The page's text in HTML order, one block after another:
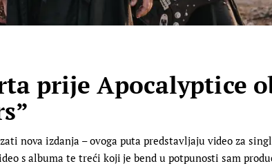
prije Apocalyptice
nova izdanja – ovoga puta predstavljaju video za
s albuma te treći koji je bend u potpunosti sam